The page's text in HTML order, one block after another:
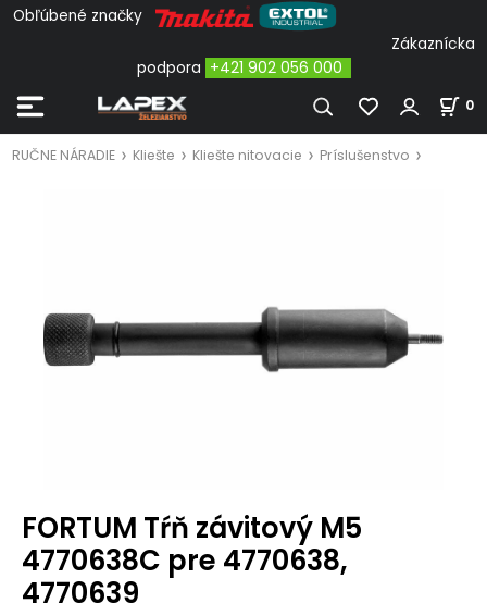
Obľúbené značky
Zákaznícka
podpora +421 902 056 000
0
RUČNE NÁRADIE Kliešte Kliešte nitovacie Príslušenstvo
FORTUM Tŕň závitový M5
4770638C pre 4770638,
4770639